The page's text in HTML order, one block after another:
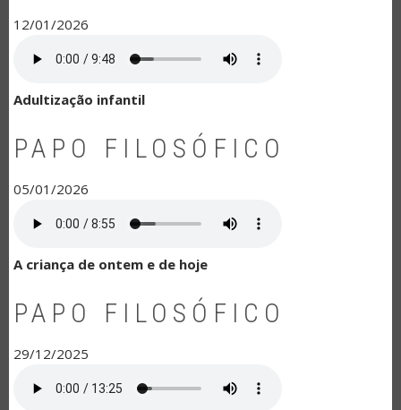
12/01/2026
Adultização infantil
PAPO FILOSÓFICO
05/01/2026
A criança de ontem e de hoje
PAPO FILOSÓFICO
29/12/2025